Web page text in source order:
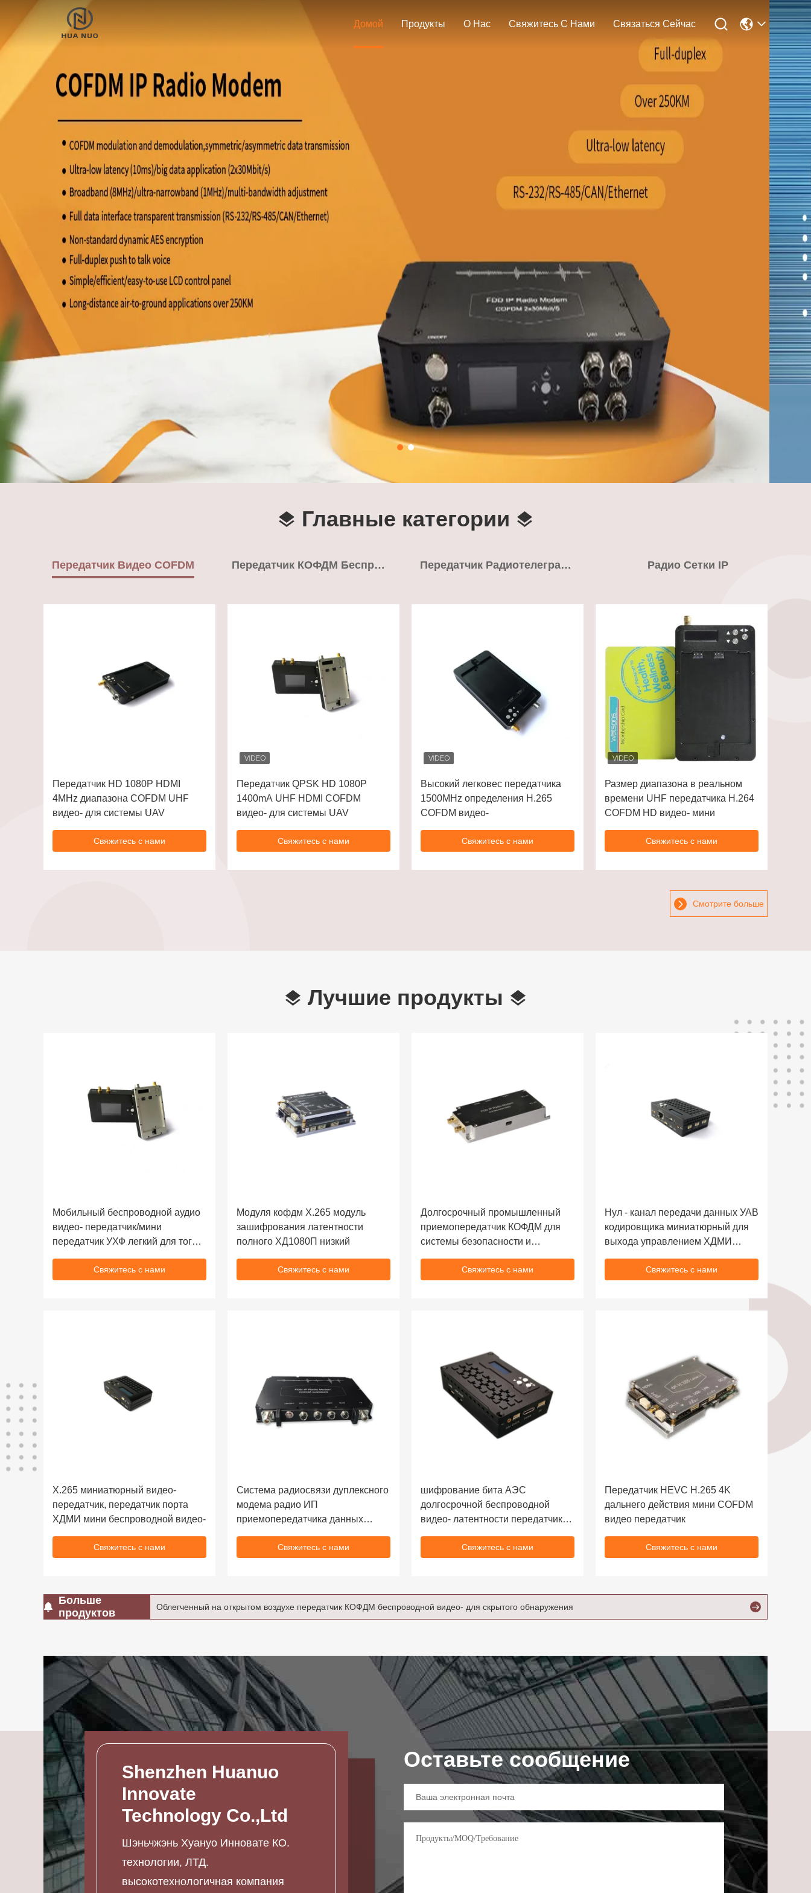
Домой Продукты О Нас Свяжитесь С Нами Связаться Сейчас 
Главные категории
Передатчик Видео COFDM Передатчик КОФДМ Беспроводной Видео- Передатчик Радиотелеграфа Хд Кофдм Радио Сетки IP
Передатчик HD 1080P HDMI
4MHz диапазона COFDM UHF
видео- для системы UAV
Свяжитесь с нами
Передатчик QPSK HD 1080P
1400mA UHF HDMI COFDM
видео- для системы UAV
Свяжитесь с нами
Высокий легковес передатчика
1500MHz определения H.265
COFDM видео-
Свяжитесь с нами
Размер диапазона в реальном
времени UHF передатчика H.264
COFDM HD видео- мини
Свяжитесь с нами
Смотрите больше
Лучшие продукты
Мобильный беспроводной аудио
видео- передатчик/мини
передатчик УХФ легкий для того
Свяжитесь с нами
Модуля кофдм Х.265 модуль
зашифрования латентности
полного ХД1080П низкий
Свяжитесь с нами
Долгосрочный промышленный
приемопередатчик КОФДМ для
системы безопасности и
Свяжитесь с нами
Нул - канал передачи данных УАВ
кодировщика миниатюрный для
выхода управлением ХДМИ
Свяжитесь с нами
Х.265 миниатюрный видео-
передатчик, передатчик порта
ХДМИ мини беспроводной видео-
Свяжитесь с нами
Система радиосвязи дуплексного
модема радио ИП
приемопередатчика данных
Свяжитесь с нами
шифрование бита АЭС
долгосрочной беспроводной
видео- латентности передатчика
Свяжитесь с нами
Передатчик HEVC H.265 4K
дальнего действия мини COFDM
видео передатчик
Свяжитесь с нами
Больше
продуктов
Международный передатчик радиотелеграфа ХДМИ видео- для системы Х.265 УАВ видео-
Shenzhen Huanuo
Innovate
Technology Co.,Ltd
Шэньчжэнь Хуануо Инновате КО.
технологии, ЛТД.
высокотехнологичная компания
Оставьте сообщение